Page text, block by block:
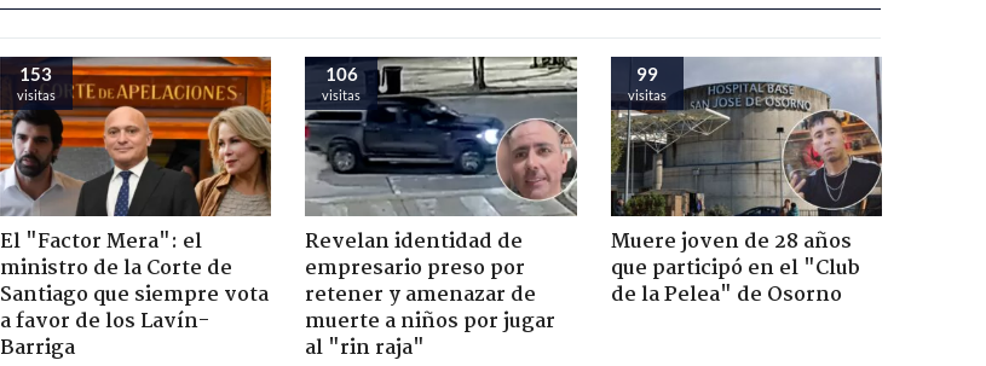
153
visitas
El "Factor Mera": el
ministro de la Corte de
Santiago que siempre vota
a favor de los Lavín-
Barriga
106
visitas
Revelan identidad de
empresario preso por
retener y amenazar de
muerte a niños por jugar
al "rin raja"
99
visitas
Muere joven de 28 años
que participó en el "Club
de la Pelea" de Osorno